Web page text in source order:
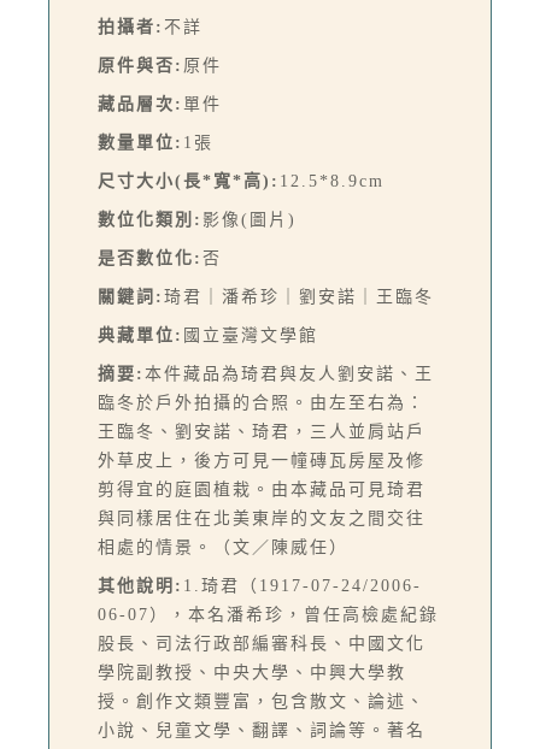
拍攝者: 不詳
原件與否: 原件
藏品層次: 單件
數量單位: 1張
尺寸大小(長*寬*高): 12.5*8.9cm
數位化類別: 影像(圖片)
是否數位化: 否
關鍵詞: 琦君｜潘希珍｜劉安諾｜王臨冬
典藏單位: 國立臺灣文學館
摘要: 本件藏品為琦君與友人劉安諾、王
臨冬於戶外拍攝的合照。由左至右為：
王臨冬、劉安諾、琦君，三人並肩站戶
外草皮上，後方可見一幢磚瓦房屋及修
剪得宜的庭園植栽。由本藏品可見琦君
與同樣居住在北美東岸的文友之間交往
相處的情景。（文／陳威任）
其他說明: 1.琦君（1917-07-24/2006-
06-07），本名潘希珍，曾任高檢處紀錄
股長、司法行政部編審科長、中國文化
學院副教授、中央大學、中興大學教
授。創作文類豐富，包含散文、論述、
小說、兒童文學、翻譯、詞論等。著名